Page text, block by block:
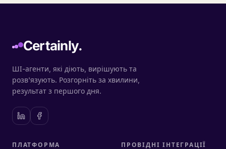
Certainly.
ШІ-агенти, які діють, вирішують та
розв'язують. Розгорніть за хвилини,
результат з першого дня.
ПЛАТФОРМА ПРОВІДНІ ІНТЕГРАЦІЇ